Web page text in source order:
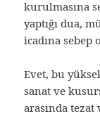
kurulmasına
yaptığı dua,
icadına sebep
Evet, bu
sanat ve
arasında